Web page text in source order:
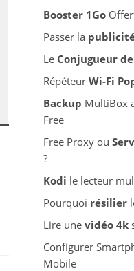
Booster 1Go
Passer la
Le Conjugueur
Répéteur Wi-Fi
Backup MultiBox
Free
Free Proxy ou
?
Kodi le lecteur
Pourquoi résilier
Lire une vidéo 4k
Configurer
Mobile